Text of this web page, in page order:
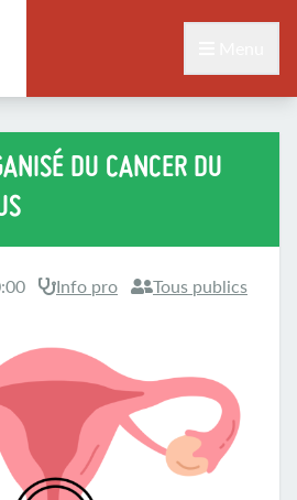
DU CANCER DU
Info pro Tous publics